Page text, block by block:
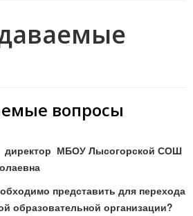
вопросы
директор МБОУ Лысогорской СОШ
представить для перехода
образовательной организации?